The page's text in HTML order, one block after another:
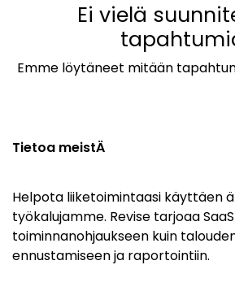
Ei vielä
Emme löytäneet mitään
Tietoa meistÄ
Helpota liiketoimintaasi käyttäen
työkalujamme. Revise tarjoaa
toiminnanohjaukseen kuin
ennustamiseen ja raportointiin.